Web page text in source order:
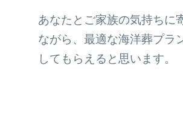
あなたとご家族の気持ちに
ながら、最適な海洋葬プラ
してもらえると思います。